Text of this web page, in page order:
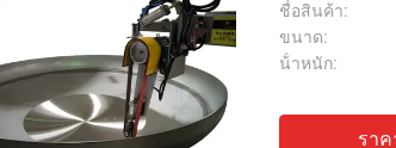
ชื่อสินค้า:
ขนาด:
น้ําหนัก:
รา